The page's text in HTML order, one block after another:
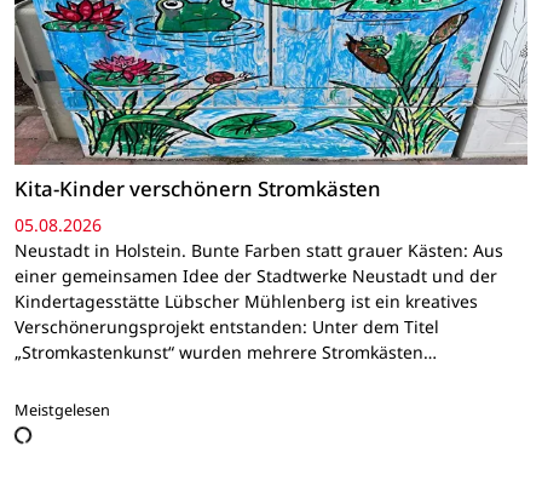
Kita-Kinder verschönern Stromkästen
05.08.2026
Neustadt in Holstein. Bunte Farben statt grauer Kästen: Aus
einer gemeinsamen Idee der Stadtwerke Neustadt und der
Kindertagesstätte Lübscher Mühlenberg ist ein kreatives
Verschönerungsprojekt entstanden: Unter dem Titel
„Stromkastenkunst“ wurden mehrere Stromkästen…
Meistgelesen